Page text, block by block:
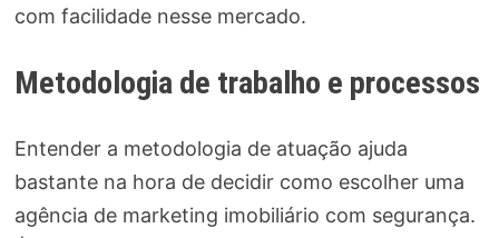
com facilidade nesse mercado.
Metodologia de trabalho e processos
Entender a metodologia de atuação ajuda
bastante na hora de decidir como escolher uma
agência de marketing imobiliário com segurança.